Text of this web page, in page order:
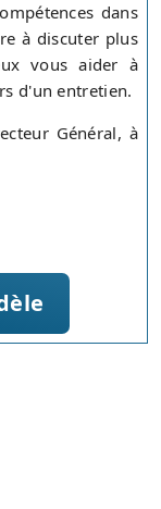
dans
à discuter plus
vous aider à
d'un entretien.
Général, à